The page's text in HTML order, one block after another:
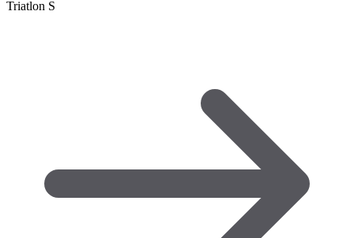
Triatlon S